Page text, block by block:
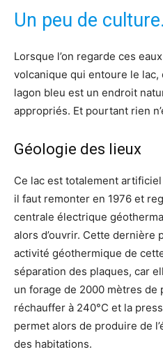
Un peu de
Lorsque l’on regarde ces
volcanique qui entoure le
lagon bleu est un endroit
appropriés. Et pourtant rien
Géologie des lieux
Ce lac est totalement
il faut remonter en 1976 et
centrale électrique
alors d’ouvrir. Cette dernière
activité géothermique de
séparation des plaques, car
un forage de 2000 mètres de
réchauffer à 240°C et la
permet alors de produire de
des habitations.